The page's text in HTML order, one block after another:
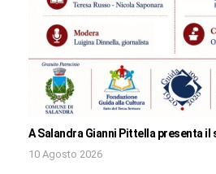
A Salandra Gianni Pittella presenta il
10 Agosto 2026